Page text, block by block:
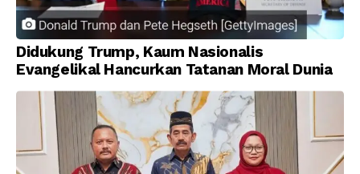
Didukung Trump, Kaum Nasionalis
Evangelikal Hancurkan Tatanan Moral Dunia